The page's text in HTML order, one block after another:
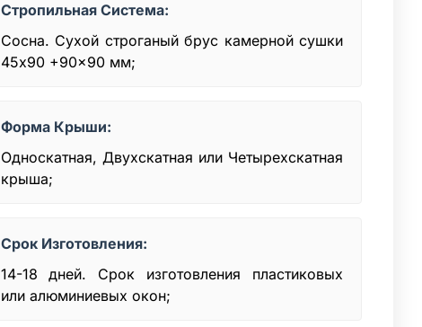
Стропильная Система:
Сосна. Сухой строганый брус камерной сушки
45x90 +90x90 мм;
Форма Крыши:
Односкатная, Двухскатная или Четырехскатная
крыша;
Срок Изготовления:
14-18 дней. Срок изготовления пластиковых
или алюминиевых окон;